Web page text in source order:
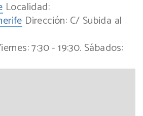
Localidad:
Dirección: C/ Subida al
7:30 - 19:30. Sábados: